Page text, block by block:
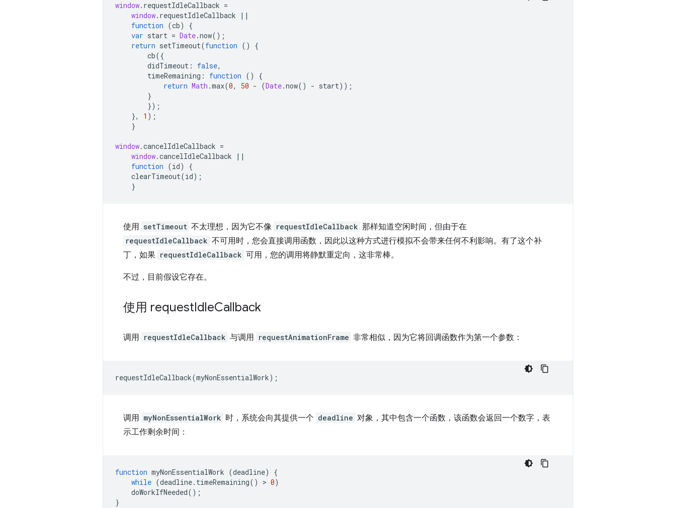
window. requestIdleCallback =
window. requestIdleCallback
||
function (cb)
{
var start = Date.now();
return setTimeout(function ()
{
cb({
didTimeout : false,
timeRemaining : function ()
{
return Math .max(0, 50 - (Date.now() - start));
}
});
},
1 );
}
window.cancelIdleCallback =
window.cancelIdleCallback
||
function (id)
{
clearTimeout(id);
}
使用 setTimeout 不太理想，因为它不像 requestIdleCallback 那样知道空闲时间，但由于在
requestIdleCallback 不可用时，您会直接调用函数，因此以这种方式进行模拟不会带来任何不利影响。有了这个补
丁，如果 requestIdleCallback 可用，您的调用将静默重定向，这非常棒。
不过，目前假设它存在。
使用 requestIdleCallback
调用 requestIdleCallback 与调用 requestAnimationFrame 非常相似，因为它将回调函数作为第一个参数：
requestIdleCallback(myNonEssentialWork);
调用 myNonEssentialWork 时，系统会向其提供一个 deadline 对象，其中包含一个函数，该函数会返回一个数字，表
示工作剩余时间：
function myNonEssentialWork (deadline)
{
while (deadline. timeRemaining() > 0)
doWorkIfNeeded();
}